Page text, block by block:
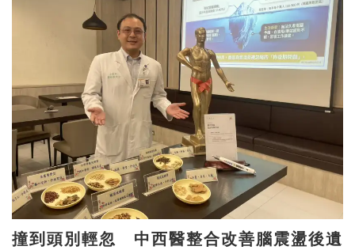
撞到頭別輕忽 中西醫整合改善腦震盪後遺